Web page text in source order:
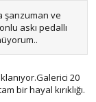
şanzuman ve
askı pedallı
20
bir hayal kırıklığı.